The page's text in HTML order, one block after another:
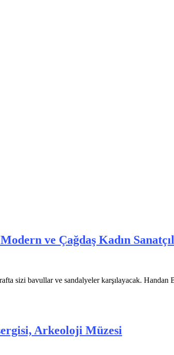
ve Çağdaş Kadın
sizi bavullar ve sandalyeler karşılayacak.
Arkeoloji Müzesi